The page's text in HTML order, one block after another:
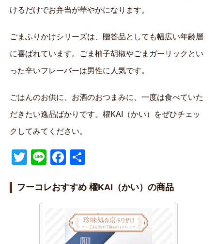
けるだけでお弁当が華やかになります。
ごまふりかけシリーズは、贈答品としても幅広い年齢層
に喜ばれています。ごま柚子胡椒やごまガーリックとい
った辛いフレーバーは男性に人気です。
ごはんのお供に、お酒のおつまみに、一度は食べていた
だきたい逸品ばかりです。櫂KAI（かい）をぜひチェッ
クしてみてください。
T
tt
er
Li
e
F
c
e
b
o
フーコレおすすめ 櫂KAI（かい）の商品